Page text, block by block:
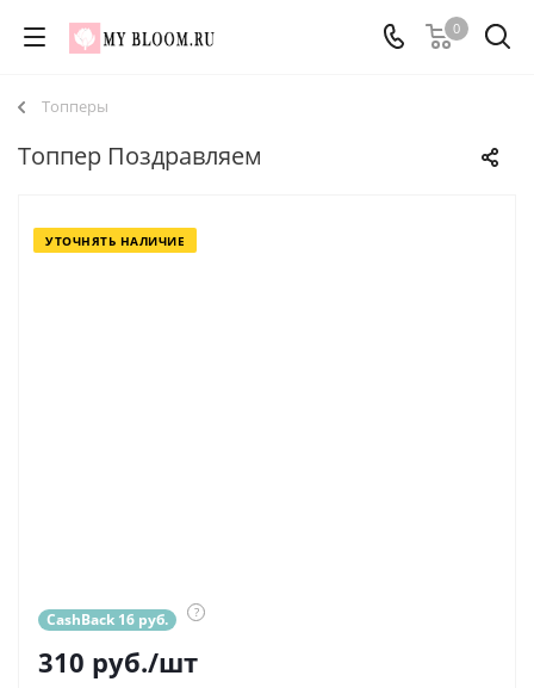
0
Топперы
Топпер Поздравляем
УТОЧНЯТЬ НАЛИЧИЕ
CashBack 16 руб. ?
310 руб./шт